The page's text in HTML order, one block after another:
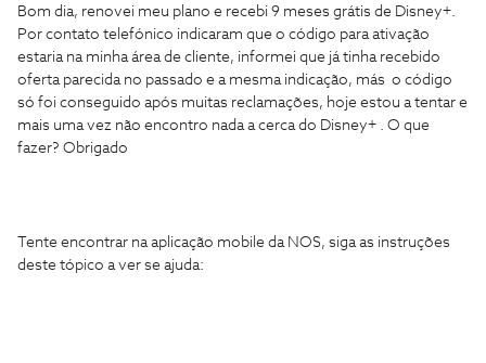
Bom dia, renovei meu plano e recebi 9 meses grátis de Disney+.
Por contato telefónico indicaram que o código para ativação
estaria na minha área de cliente, informei que já tinha recebido
oferta parecida no passado e a mesma indicação, más o código
só foi conseguido após muitas reclamações, hoje estou a tentar e
mais uma vez não encontro nada a cerca do Disney+ . O que
fazer? Obrigado
Tente encontrar na aplicação mobile da NOS, siga as instruções
deste tópico a ver se ajuda: